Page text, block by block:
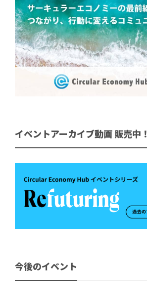
イベントアーカイブ動画 販売中！
今後のイベント